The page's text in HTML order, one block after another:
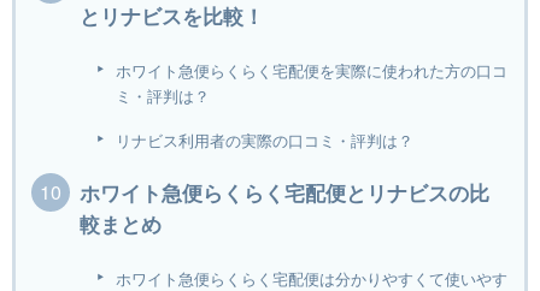
とリナビスを比較！
ホワイト急便らくらく宅配便を実際に使われた方の口コ
ミ・評判は？
リナビス利用者の実際の口コミ・評判は？
ホワイト急便らくらく宅配便とリナビスの比
較まとめ
ホワイト急便らくらく宅配便は分かりやすくて使いやす